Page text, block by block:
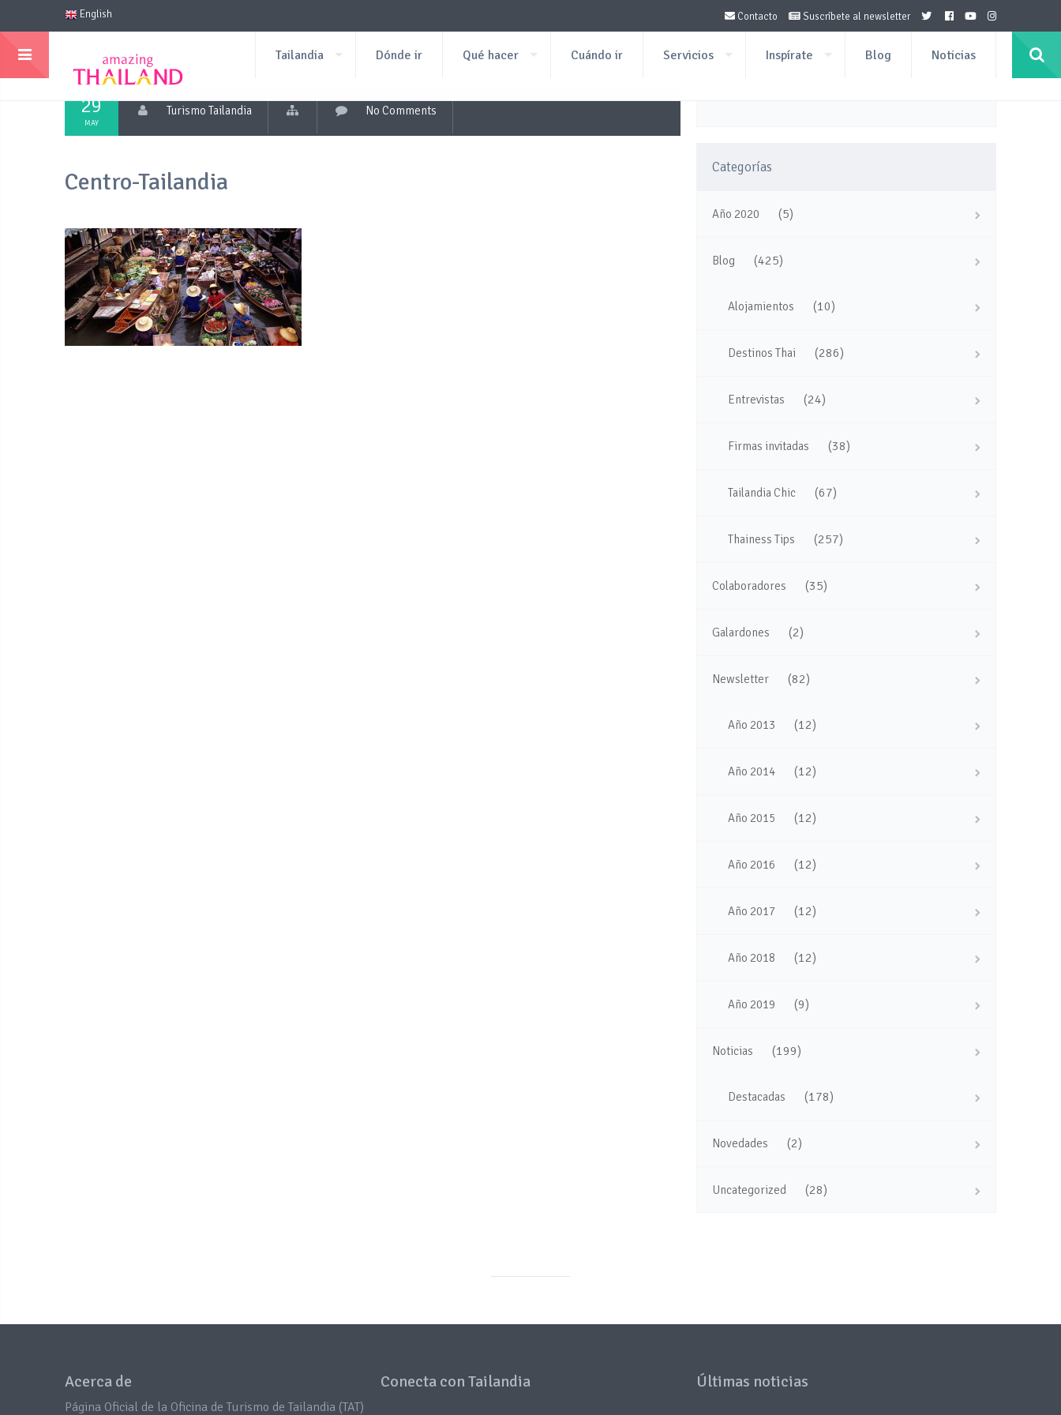
English Contacto Suscríbete al newsletter
Tailandia Dónde ir Qué hacer Cuándo ir Servicios Inspírate Blog Noticias
29
MAY
Turismo Tailandia No Comments
Centro-Tailandia
Categorías
Año 2020 (5)
Blog (425)
Alojamientos (10)
Destinos Thai (286)
Entrevistas (24)
Firmas invitadas (38)
Tailandia Chic (67)
Thainess Tips (257)
Colaboradores (35)
Galardones (2)
Newsletter (82)
Año 2013 (12)
Año 2014 (12)
Año 2015 (12)
Año 2016 (12)
Año 2017 (12)
Año 2018 (12)
Año 2019 (9)
Noticias (199)
Destacadas (178)
Novedades (2)
Uncategorized (28)
Acerca de
Página Oficial de la Oficina de Turismo de Tailandia (TAT)
Conecta con Tailandia Últimas noticias